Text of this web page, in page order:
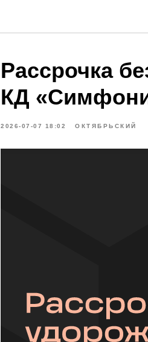
Рассрочка
КД
2026-07-07 18:02 ОКТЯБРЬСКИЙ